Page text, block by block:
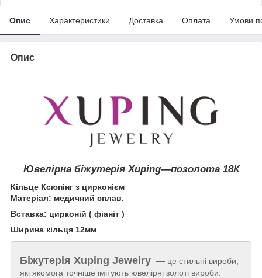
Опис Характеристики Доставка Оплата Умови
Опис
Ювелірна біжутерія Xuping―позолота 18К
Кільце Ксюпінг з цирконієм
Матеріал: медичний сплав.
Вставка: цирконій ( фіаніт )
Ширина кільця 12мм
Біжутерія Xuping Jewelry — це стильні вироби,
які якомога точніше імітують ювелірні золоті вироби.